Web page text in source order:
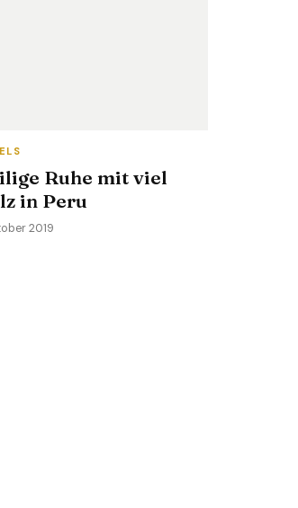
Ruhe mit viel
in Peru
2019